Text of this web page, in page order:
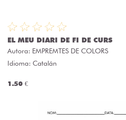
EL MEU DIARI DE FI DE CURS
Autora: EMPREMTES DE COLORS
Idioma: Catalán
1.50 €